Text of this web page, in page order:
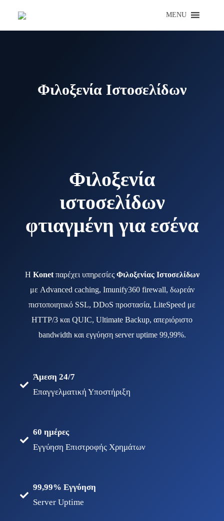
περιεχόμενο
MENU
Φιλοξενία Ιστοσελίδων
Φιλοξενία
ιστοσελίδων
φτιαγμένη για εσένα
Η Konetπαρέχει υπηρεσίες Φιλοξενίας Ιστοσελίδων
με Advanced caching, Imunify360 firewall, δωρεάν
πιστοποιητικό SSL, DDoS προστασία, LiteSpeed με
HTTP/3 και QUIC, Ultimate Backup, απεριόριστο
bandwidth και εγγύηση server uptime 99,99%.
Άμεση 24/7
Επαγγελματική Υποστήριξη
60 ημέρες
Εγγύηση Επιστροφής Χρημάτων
99,99% Εγγύηση
Server Uptime